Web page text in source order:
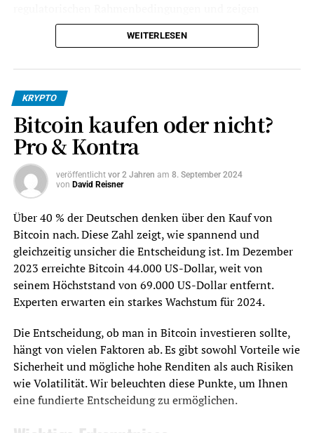
Optionen für Investoren in Deutschland auf.
Anbietern, regulatorischen Veränderungen und den
verschiedenen Möglichkeiten, in Bitcoin zu investieren.
Schlüsselerkenntnisse
Die SEC hat kürzlich 11 Spot-Bitcoin-ETFs
genehmigt.
UCITS-Richtlinie derzeit nicht verfügbar.
Alternativen wie Bitcoin ETPs oder CFDs stehen
Anlegern zur Verfügung.
Wichtige Anbieter für den Handel mit Bitcoin ETPs
Der Markt für Bitcoin-ETPs wächst kontinuierlich in
Europa.
Einführung in Bitcoin ETFs
WEITERLESEN
KRYPTO
Bitcoin kaufen oder nicht?
Pro & Kontra
veröffentlicht vor 2 Jahren am 8. September 2024
von David Reisner
Über 40 % der Deutschen denken über den Kauf von
Bitcoin nach. Diese Zahl zeigt, wie spannend und
gleichzeitig unsicher die Entscheidung ist. Im Dezember
2023 erreichte Bitcoin 44.000 US-Dollar, weit von
seinem Höchststand von 69.000 US-Dollar entfernt.
Experten erwarten ein starkes Wachstum für 2024.
Die Entscheidung, ob man in Bitcoin investieren sollte,
hängt von vielen Faktoren ab. Es gibt sowohl Vorteile wie
Sicherheit und mögliche hohe Renditen als auch Risiken
wie Volatilität. Wir beleuchten diese Punkte, um Ihnen
eine fundierte Entscheidung zu ermöglichen.